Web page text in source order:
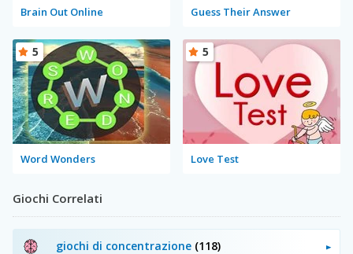
Brain Out Online Guess Their Answer
Word Wonders
5
Love Test
5
Giochi Correlati
giochi di concentrazione (118)